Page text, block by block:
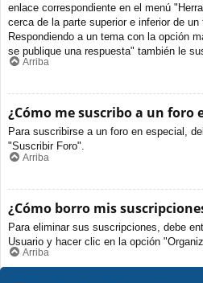
enlace correspondiente en el menú
cerca de la parte superior e inferior de un
Respondiendo a un tema con la opción
se publique una respuesta" también le
Arriba
¿Cómo me suscribo a un foro
Para suscribirse a un foro en especial,
"Suscribir Foro".
Arriba
¿Cómo borro mis
Para eliminar sus suscripciones, debe
Usuario y hacer clic en la opción
Arriba